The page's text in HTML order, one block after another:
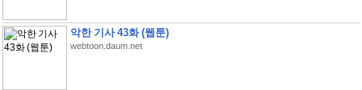
악한 기사 43화 (웹툰)
webtoon.daum.net